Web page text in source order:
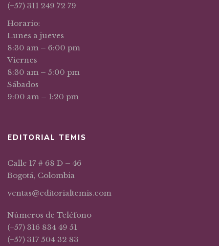
(+57) 311 249 72 79
Horario:
Lunes a jueves
8:30 am – 6:00 pm
Viernes
8:30 am – 5:00 pm
Sábados
9:00 am – 1:20 pm
EDITORIAL TEMIS
Calle 17 # 68 D – 46
Bogotá, Colombia
ventas@editorialtemis.com
Números de Teléfono
(+57) 316 834 49 51
(+57) 317 504 32 83